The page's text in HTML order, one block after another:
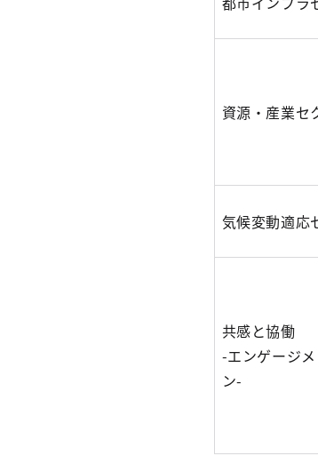
資源・産業セ
気候変動適応
共感と協働
-エンゲージ
ン-